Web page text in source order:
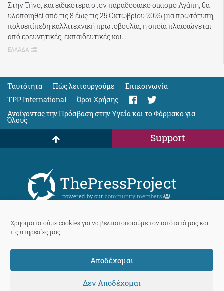
Χρησιμοποιούμε cookies για να βελτιστοποιούμε τον ιστότοπό μας και
τις υπηρεσίες μας.
Αποδέχομαι
Δεν Αποδέχομαι
Στην Τήνο, και ειδικότερα στον παραδοσιακό οικισμό Αγάπη, θα
υλοποιηθεί από τις 8 έως τις 25 Οκτωβρίου 2026 μια πρωτότυπη,
πολυεπίπεδη καλλιτεχνική πρωτοβουλία, η οποία πλαισιώνεται
από ερευνητικές, εκπαιδευτικές και…
ΕΛΛΑΔΑ
Ταυτότητα Πώς λειτουργούμε
Eπικοινωνία
TPP International
Όροι Χρήσης
Ανοίγοντας την Πρόσβαση στην Υγεία και το Φάρμακο για
Όλους
Support
ThePressProject
powered by our community members
© 2026 ThePressProject | Created by BitsnBytes & re-manufactured